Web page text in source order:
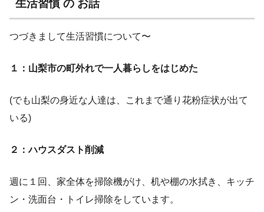
生活習慣 の お話
つづきまして生活習慣について〜
１：山梨市の町外れで一人暮らしをはじめた
(でも山梨の身近な人達は、これまで通り花粉症状が出て
いる)
２：ハウスダスト削減
週に１回、家全体を掃除機がけ、机や棚の水拭き、キッチ
ン・洗面台・トイレ掃除をしています。